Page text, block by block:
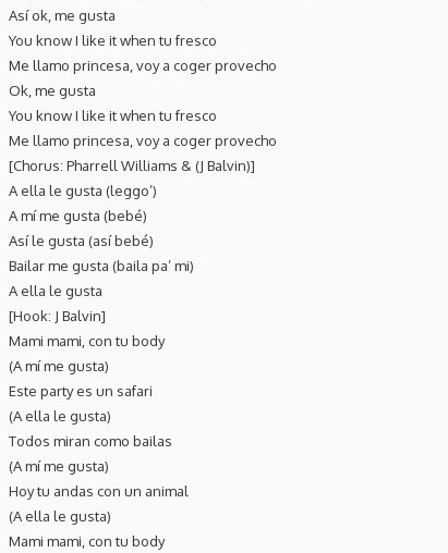
Así ok, me gusta
You know I like it when tu fresco
Me llamo princesa, voy a coger provecho
Ok, me gusta
You know I like it when tu fresco
Me llamo princesa, voy a coger provecho
[Chorus: Pharrell Williams & (J Balvin)]
A ella le gusta (leggo’)
A mí me gusta (bebé)
Así le gusta (así bebé)
Bailar me gusta (baila pa’ mi)
A ella le gusta
[Hook: J Balvin]
Mami mami, con tu body
(A mí me gusta)
Este party es un safari
(A ella le gusta)
Todos miran como bailas
(A mí me gusta)
Hoy tu andas con un animal
(A ella le gusta)
Mami mami, con tu body